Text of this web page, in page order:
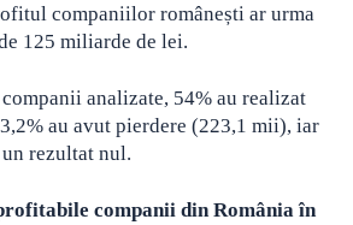
companiilor românești ar urma
125 miliarde de lei.
analizate, 54% au realizat
au avut pierdere (223,1 mii), iar
rezultat nul.
companii din România în